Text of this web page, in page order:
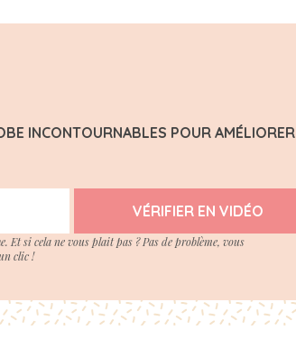
INCONTOURNABLES POUR AMÉLIORER
VÉRIFIER EN VIDÉO
Et si cela ne vous plait pas ? Pas de problème, vous
clic !